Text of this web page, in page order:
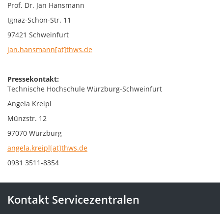
Prof. Dr. Jan Hansmann
Ignaz-Schön-Str. 11
97421 Schweinfurt
jan.hansmann[at]thws.de
Pressekontakt:
Technische Hochschule Würzburg-Schweinfurt
Angela Kreipl
Münzstr. 12
97070 Würzburg
angela.kreipl[at]thws.de
0931 3511-8354
Kontakt Servicezentralen